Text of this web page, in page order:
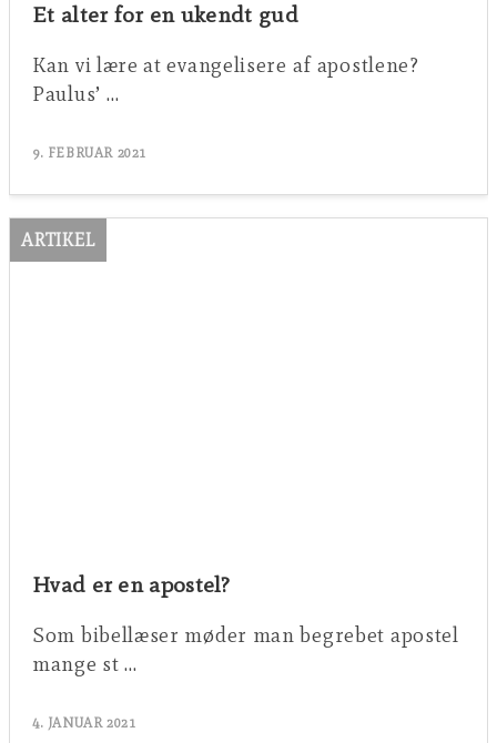
Et alter for en ukendt gud
Kan vi lære at evangelisere af apostlene?
Paulus’ …
9. FEBRUAR 2021
ARTIKEL
Hvad er en apostel?
Som bibellæser møder man begrebet apostel
mange st …
4. JANUAR 2021